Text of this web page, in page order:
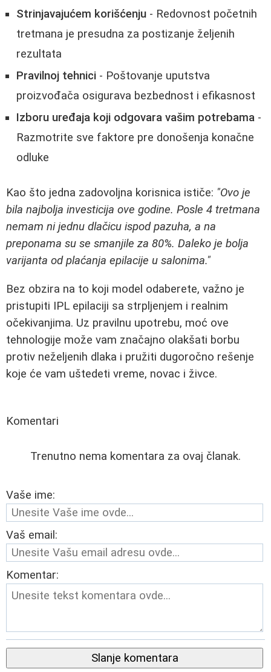
Strinjavajućem korišćenju - Redovnost početnih
tretmana je presudna za postizanje željenih
rezultata
Pravilnoj tehnici - Poštovanje uputstva
proizvođača osigurava bezbednost i efikasnost
Izboru uređaja koji odgovara vašim potrebama -
Razmotrite sve faktore pre donošenja konačne
odluke
Kao što jedna zadovoljna korisnica ističe: "Ovo je
bila najbolja investicija ove godine. Posle 4 tretmana
nemam ni jednu dlačicu ispod pazuha, a na
preponama su se smanjile za 80%. Daleko je bolja
varijanta od plaćanja epilacije u salonima."
Bez obzira na to koji model odaberete, važno je
pristupiti IPL epilaciji sa strpljenjem i realnim
očekivanjima. Uz pravilnu upotrebu, moć ove
tehnologije može vam značajno olakšati borbu
protiv neželjenih dlaka i pružiti dugoročno rešenje
koje će vam uštedeti vreme, novac i živce.
Komentari
Trenutno nema komentara za ovaj članak.
Vaše ime:
Vaš email:
Komentar:
Slanje komentara